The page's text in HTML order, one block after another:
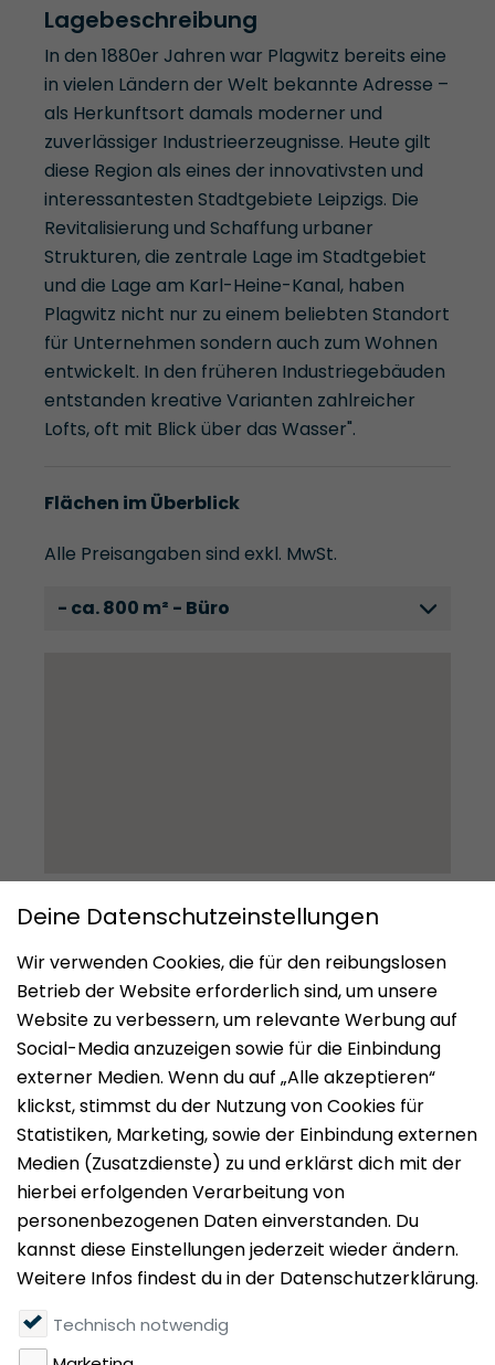
Lagebeschreibung
In den 1880er Jahren war Plagwitz bereits eine
in vielen Ländern der Welt bekannte Adresse –
als Herkunftsort damals moderner und
zuverlässiger Industrieerzeugnisse. Heute gilt
diese Region als eines der innovativsten und
interessantesten Stadtgebiete Leipzigs. Die
Revitalisierung und Schaffung urbaner
Strukturen, die zentrale Lage im Stadtgebiet
und die Lage am Karl-Heine-Kanal, haben
Plagwitz nicht nur zu einem beliebten Standort
für Unternehmen sondern auch zum Wohnen
entwickelt. In den früheren Industriegebäuden
entstanden kreative Varianten zahlreicher
Lofts, oft mit Blick über das Wasser".
Flächen im Überblick
Alle Preisangaben sind exkl. MwSt.
- ca. 800 m² - Büro
Impressum
Datenschutz
Nutzungsbedingungen
Mieten
Vermieten
Über uns
Presse